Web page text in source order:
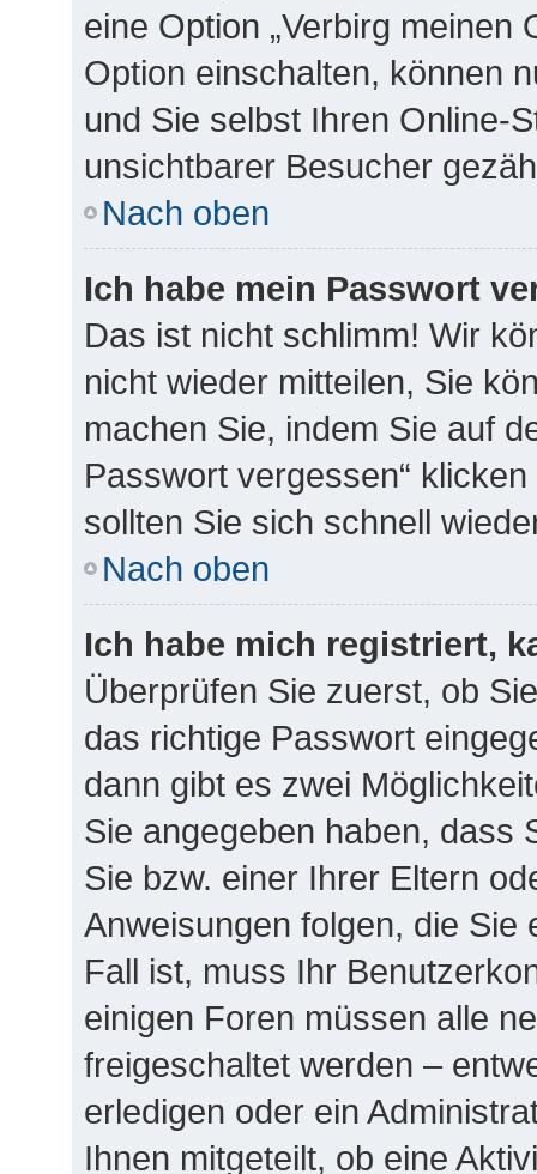
eine Option „Verbirg meinen
Option einschalten, können
und Sie selbst Ihren Online-
unsichtbarer Besucher
Nach oben
Ich habe mein Passwort
Das ist nicht schlimm! Wir
nicht wieder mitteilen, Sie
machen Sie, indem Sie auf
Passwort vergessen“
sollten Sie sich schnell
Nach oben
Ich habe mich registriert,
Überprüfen Sie zuerst, ob
das richtige Passwort
dann gibt es zwei
Sie angegeben haben, dass
Sie bzw. einer Ihrer Eltern
Anweisungen folgen, die Sie
Fall ist, muss Ihr
einigen Foren müssen alle
freigeschaltet werden –
erledigen oder ein
Ihnen mitgeteilt, ob eine